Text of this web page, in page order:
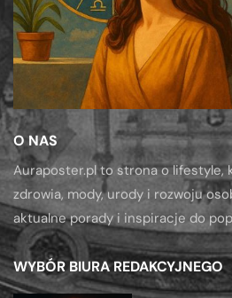
O NAS
Auraposter.pl to strona o lifestyle,
zdrowia, mody, urody i rozwoju
aktualne porady i inspiracje do
WYBÓR BIURA REDAKCYJNEGO